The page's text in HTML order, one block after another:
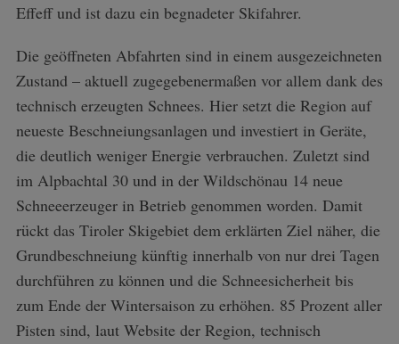
Effeff und ist dazu ein begnadeter Skifahrer.
Die geöffneten Abfahrten sind in einem ausgezeichneten
Zustand – aktuell zugegebenermaßen vor allem dank des
technisch erzeugten Schnees. Hier setzt die Region auf
neueste Beschneiungsanlagen und investiert in Geräte,
die deutlich weniger Energie verbrauchen. Zuletzt sind
im Alpbachtal 30 und in der Wildschönau 14 neue
Schneeerzeuger in Betrieb genommen worden. Damit
rückt das Tiroler Skigebiet dem erklärten Ziel näher, die
Grundbeschneiung künftig innerhalb von nur drei Tagen
durchführen zu können und die Schneesicherheit bis
zum Ende der Wintersaison zu erhöhen. 85 Prozent aller
Pisten sind, laut Website der Region, technisch